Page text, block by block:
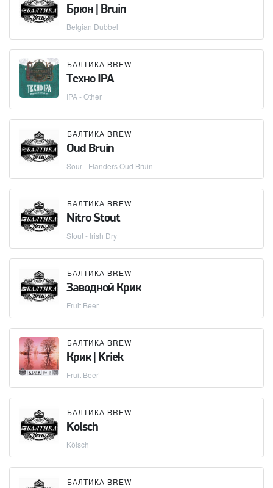
Брюн | Bruin
Belgian Dubbel
БАЛТИКА BREW
Техно IPA
IPA - Other
БАЛТИКА BREW
Oud Bruin
Sour - Flanders Oud Bruin
БАЛТИКА BREW
Nitro Stout
Stout - Irish Dry
БАЛТИКА BREW
Заводной Крик
Fruit Beer
БАЛТИКА BREW
Крик | Kriek
Fruit Beer
БАЛТИКА BREW
Kolsch
Kölsch
БАЛТИКА BREW